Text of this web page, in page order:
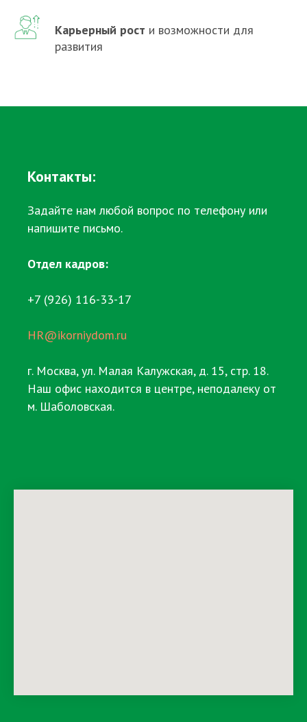
Карьерный рост и возможности для
развития
Контакты:
Задайте нам любой вопрос по телефону или
напишите письмо.
Отдел кадров:
+7 (926) 116-33-17
HR@ikorniydom.ru
г. Москва, ул. Малая Калужская, д. 15, стр. 18.
Наш офис находится в центре, неподалеку от
м. Шаболовская.